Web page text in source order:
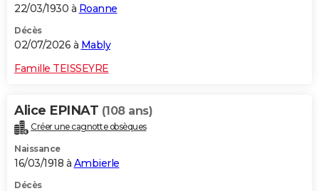
22/03/1930 à Roanne
Décès
02/07/2026 à Mably
Famille TEISSEYRE
Alice EPINAT (108 ans)
Créer une cagnotte obsèques
Naissance
16/03/1918 à Ambierle
Décès